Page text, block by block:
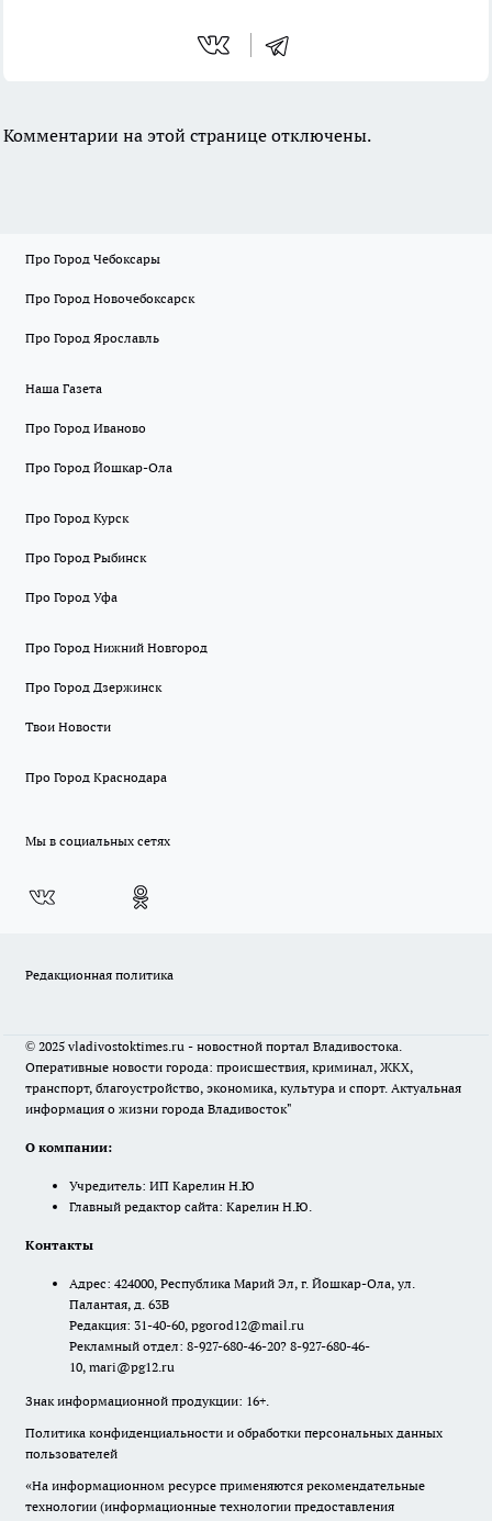
Комментарии на этой странице отключены.
Про Город Чебоксары
Про Город Новочебоксарск
Про Город Ярославль
Наша Газета
Про Город Иваново
Про Город Йошкар-Ола
Про Город Курск
Про Город Рыбинск
Про Город Уфа
Про Город Нижний Новгород
Про Город Дзержинск
Твои Новости
Про Город Краснодара
Мы в социальных сетях
Редакционная политика
© 2025 vladivostoktimes.ru - новостной портал Владивостока.
Оперативные новости города: происшествия, криминал, ЖКХ,
транспорт, благоустройство, экономика, культура и спорт. Актуальная
информация о жизни города Владивосток"
О компании:
Учредитель: ИП Карелин Н.Ю
Главный редактор сайта: Карелин Н.Ю.
Контакты
Адрес: 424000, Республика Марий Эл, г. Йошкар-Ола, ул.
Палантая, д. 63В
Редакция: 31-40-60, pgorod12@mail.ru
Рекламный отдел: 8-927-680-46-20? 8-927-680-46-
10, mari@pg12.ru
Знак информационной продукции: 16+.
Политика конфиденциальности и обработки персональных данных
пользователей
«На информационном ресурсе применяются рекомендательные
технологии (информационные технологии предоставления